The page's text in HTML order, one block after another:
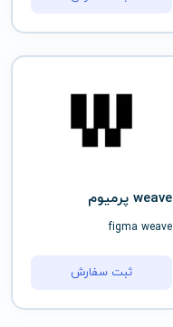
weave پرمیوم
figma weave
ثبت سفارش